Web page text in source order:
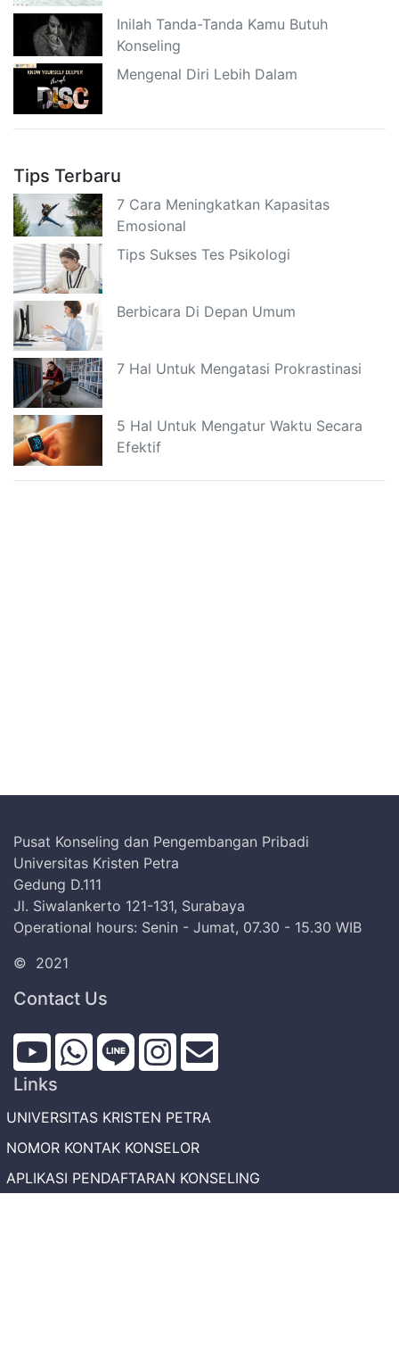
Inilah Tanda-Tanda Kamu Butuh
Konseling
Mengenal Diri Lebih Dalam
Tips Terbaru
7 Cara Meningkatkan Kapasitas
Emosional
Tips Sukses Tes Psikologi
Berbicara Di Depan Umum
7 Hal Untuk Mengatasi Prokrastinasi
5 Hal Untuk Mengatur Waktu Secara
Efektif
Pusat Konseling dan Pengembangan Pribadi
Universitas Kristen Petra
Gedung D.111
Jl. Siwalankerto 121-131, Surabaya
Operational hours: Senin - Jumat, 07.30 - 15.30 WIB
© 2021
Contact Us
Links
UNIVERSITAS KRISTEN PETRA
NOMOR KONTAK KONSELOR
APLIKASI PENDAFTARAN KONSELING